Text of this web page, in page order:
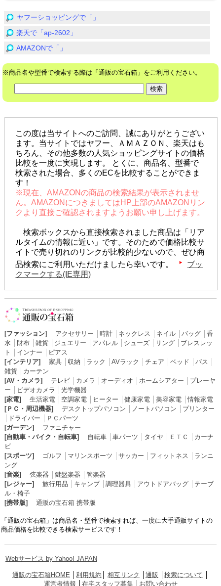
ヤフーショッピングで「」
楽天で「ap-2602」
AMAZONで「」
※商品名や型番で検索する際は「通販の宝石箱」をご利用ください。
この度は当サイトへのご訪問、誠にありがとうござい
ます。当サイトではヤフー、ＡＭＡＺＯＮ、楽天はも
ちろん、その他多数の人気ショッピングサイトの価格
比較を一度に実現します。 とくに、商品名、型番で
検索された場合、多くのECを比較することができま
す！
※現在、AMAZONの商品の検索結果が表示されませ
ん。AMAZONにつきましてはHP上部のAMAZONリン
クより直接ご確認されますようお願い申し上げます。
検索ボックスから直接検索されました商品は「リア
ルタイムの情報に近い」です。そのためで価格比較サ
イトで売り切れのリンクが比較的少ないので、ぜひ商
品検索にご利用いただけましたら幸いです。
ブッ
クマークする(IE専用)
[ファッション] アクセサリー 時計│ ネックレス ネイル│ バッグ│ 香
水
財布│ 雑貨│ ジュエリー アパレル│ シューズ│ リング│ ブレスレッ
ト
インナー
ピアス
[インテリア]
家具│ 収納 ラック AVラック チェア ベッド バス
雑貨│ カーテン
[AV・カメラ]
テレビ│ カメラ オーディオ ホームシアター
プレーヤ
ー
ビデオカメラ
光学機器
[家電]
生活家電│ 空調家電│ ヒーター 健康家電│ 美容家電│情報家電
[ＰＣ・周辺機器]
デスクトップパソコン ノートパソコン
プリンター
ドライバー
ＰＣパーツ
[ガーデン]
ファニチャー
[自動車・バイク・自転車]
自転車│ 車パーツ タイヤ ＥＴＣ
カーナ
ビ
[スポーツ]
ゴルフ マリンスポーツ サッカー フィットネス
ランニ
ング
[音楽]
弦楽器 鍵盤楽器
管楽器
[レジャー]
旅行用品 キャンプ│ 調理器具│ アウトドアバッグ│ テーブ
ル・椅子
[携帯版]
通販の宝石箱 携帯版
「通販の宝石箱」は商品名・型番で検索すれば、一度に大手通販サイトの
商品価格を比較できる検索サービスです！
Webサービス by Yahoo! JAPAN
通販の宝石箱HOME 利用規約 相互リンク 通販 検索について
運営者情報
在宅スタッフ募集│ お問い合わせ